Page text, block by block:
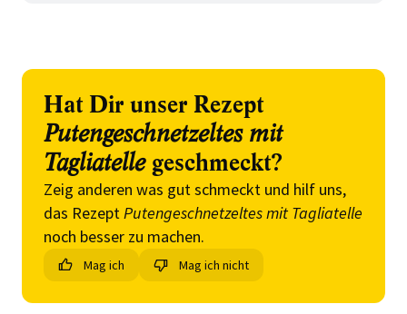
Hat Dir unser Rezept
Putengeschnetzeltes mit
Tagliatellegeschmeckt?
Zeig anderen was gut schmeckt und hilf uns,
das RezeptPutengeschnetzeltes mit Tagliatelle
noch besser zu machen.
Mag ich Mag ich nicht